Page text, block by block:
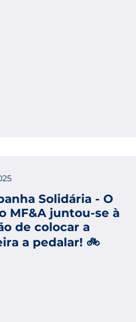
Solidária - O
MF&A juntou-se à
de colocar a
a pedalar! 🚲